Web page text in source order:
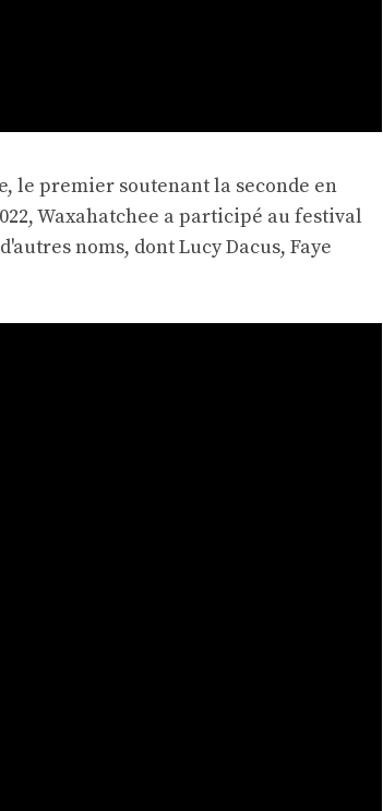
le premier soutenant la seconde en
Waxahatchee a participé au festival
noms, dont Lucy Dacus, Faye